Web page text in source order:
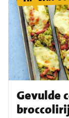
Gevulde